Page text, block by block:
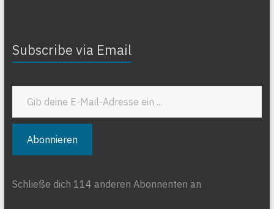
Subscribe via Email
Gib deine E-Mail-Adresse ein ...
Abonnieren
Schließe dich 114 anderen Abonnenten an